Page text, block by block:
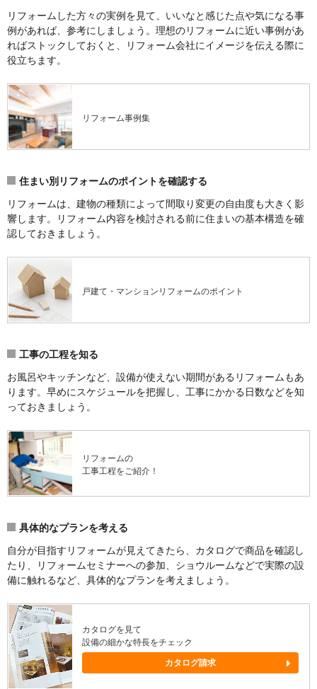
リフォームした方々の実例を見て、いいなと感じた点や気になる事
例があれば、参考にしましょう。理想のリフォームに近い事例があ
ればストックしておくと、リフォーム会社にイメージを伝える際に
役立ちます。
リフォーム事例集
住まい別リフォームのポイントを確認する
リフォームは、建物の種類によって間取り変更の自由度も大きく影
響します。リフォーム内容を検討される前に住まいの基本構造を確
認しておきましょう。
戸建て・マンションリフォームのポイント
工事の工程を知る
お風呂やキッチンなど、設備が使えない期間があるリフォームもあ
ります。早めにスケジュールを把握し、工事にかかる日数などを知
っておきましょう。
リフォームの
工事工程をご紹介！
具体的なプランを考える
自分が目指すリフォームが見えてきたら、カタログで商品を確認し
たり、リフォームセミナーへの参加、ショウルームなどで実際の設
備に触れるなど、具体的なプランを考えましょう。
カタログを見て
設備の細かな特長をチェック
カタログ請求